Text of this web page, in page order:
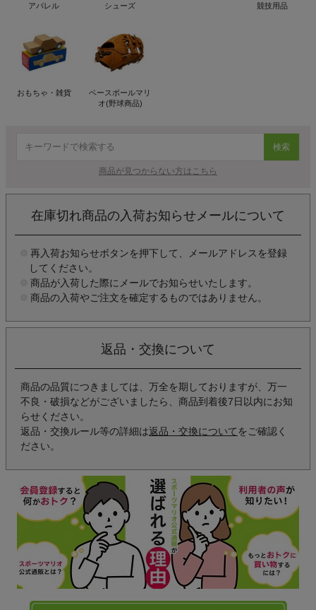
アパレル
シューズ
競技用品
おもちゃ・雑貨
ベースボールマリ
オ(野球商品)
検索
商品が見つからない方はこちら
在庫切れ商品の入荷お知らせメールについて
再入荷お知らせボタンを押下して、メールアドレスを登録
してください。
商品が入荷した際にメールでお知らせいたします。
商品の入荷やご注文を確定するものではありません。
返品・交換について
商品の品質につきましては、万全を期しておりますが、万一
不良・破損などがございましたら、商品到着後7日以内にお知
らせください。
返品・交換ルール等の詳細は返品・交換について をご確認く
ださい。